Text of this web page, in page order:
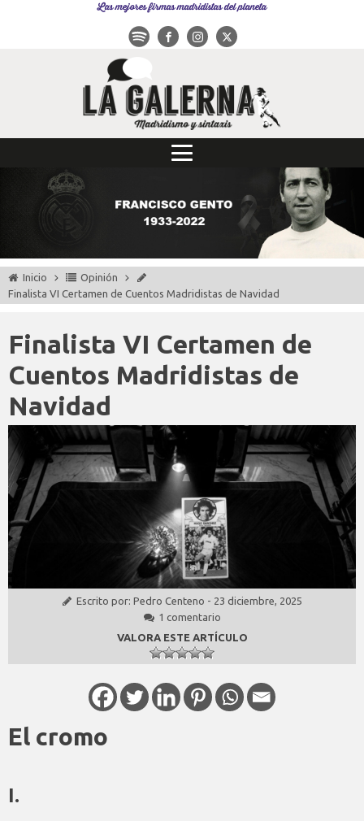
Las mejores firmas madridistas del planeta
Inicio
Opinión
Finalista VI Certamen de Cuentos Madridistas de Navidad
Finalista VI Certamen de
Cuentos Madridistas de
Navidad
Escrito por: Pedro Centeno - 23 diciembre, 2025
1 comentario
VALORA ESTE ARTÍCULO
El cromo
I.